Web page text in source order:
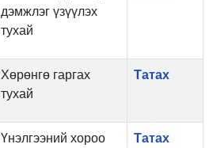
дэмжлэг үзүүлэх
тухай
Хөрөнгө гаргах
тухай
Татах
Үнэлгээний хороо
Татах